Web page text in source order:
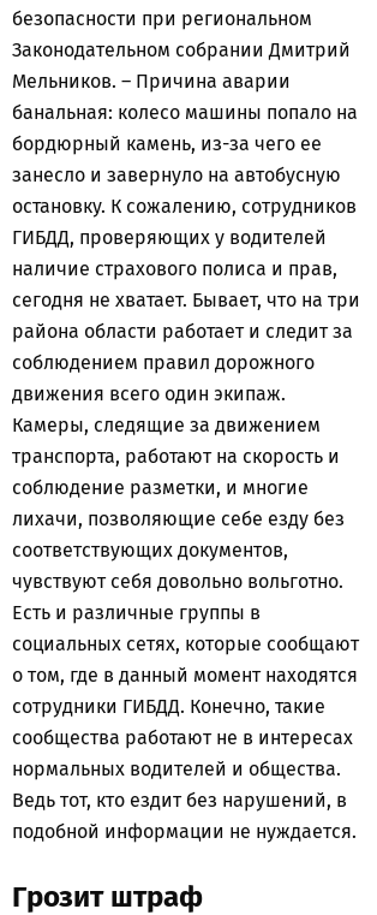
безопасности при региональном
Законодательном собрании Дмитрий
Мельников. – Причина аварии
банальная: колесо машины попало на
бордюрный камень, из-за чего ее
занесло и завернуло на автобусную
остановку. К сожалению, сотрудников
ГИБДД, проверяющих у водителей
наличие страхового полиса и прав,
сегодня не хватает. Бывает, что на три
района области работает и следит за
соблюдением правил дорожного
движения всего один экипаж.
Камеры, следящие за движением
транспорта, работают на скорость и
соблюдение разметки, и многие
лихачи, позволяющие себе езду без
соответствующих документов,
чувствуют себя довольно вольготно.
Есть и различные группы в
социальных сетях, которые сообщают
о том, где в данный момент находятся
сотрудники ГИБДД. Конечно, такие
сообщества работают не в интересах
нормальных водителей и общества.
Ведь тот, кто ездит без нарушений, в
подобной информации не нуждается.
Грозит штраф